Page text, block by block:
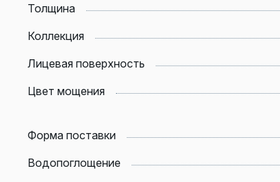
Толщина
Коллекция
Лицевая поверхность
Цвет мощения
Форма поставки
Водопоглощение